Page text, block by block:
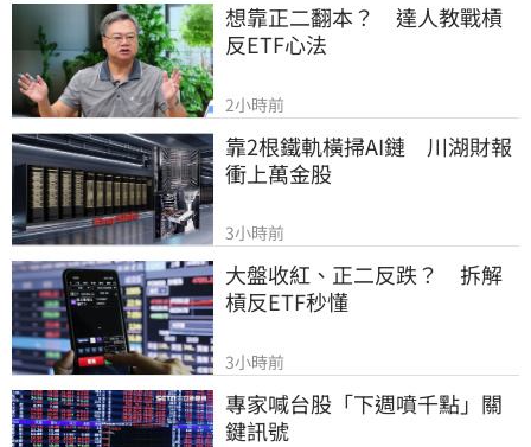
想靠正二翻本？　達人教戰槓
反ETF心法
2小時前
靠2根鐵軌橫掃AI鏈　川湖財報
衝上萬金股
3小時前
大盤收紅、正二反跌？　拆解
槓反ETF秒懂
3小時前
專家喊台股「下週噴千點」關
鍵訊號